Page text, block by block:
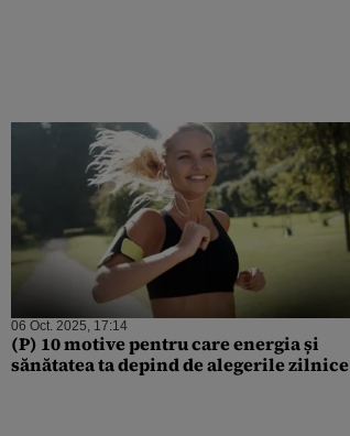
06 Oct. 2025, 17:14
(P) 10 motive pentru care energia și
sănătatea ta depind de alegerile zilnice